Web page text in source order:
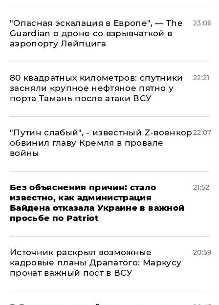
"Опасная эскалация в Европе", — The
Guardian о дроне со взрывчаткой в
аэропорту Лейпцига
23:06
80 квадратных километров: спутники
засняли крупное нефтяное пятно у
порта Тамань после атаки ВСУ
22:21
​"Путин слабый", - известный Z-военкор
обвинил главу Кремля в провале
войны
22:07
Без объяснения причин: стало
известно, как администрация
Байдена отказала Украине в важной
просьбе по Patriot
21:52
​Источник раскрыл возможные
кадровые планы Драпатого: Маркусу
прочат важный пост в ВСУ
20:59